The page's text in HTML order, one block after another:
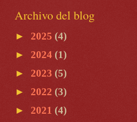
Archivo del blog
► 2025 (4)
► 2024 (1)
► 2023 (5)
► 2022 (3)
► 2021 (4)